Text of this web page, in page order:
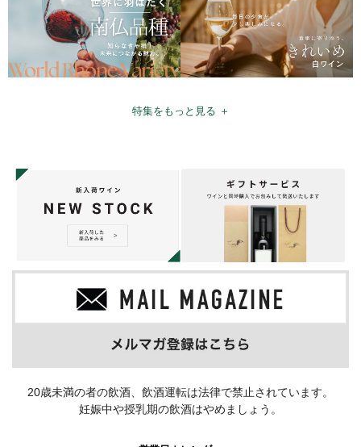
特集をもっと見る ＋
20歳未満の者の飲酒、飲酒運転は法律で禁止されています。
妊娠中や授乳期の飲酒はやめましょう。